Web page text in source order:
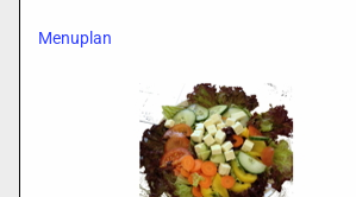
Menuplan